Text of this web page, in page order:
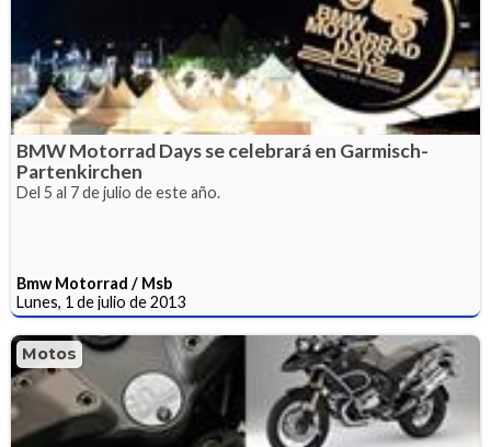
BMW Motorrad Days se celebrará en Garmisch-
Partenkirchen
Del 5 al 7 de julio de este año.
Bmw Motorrad / Msb
Lunes, 1 de julio de 2013
Motos